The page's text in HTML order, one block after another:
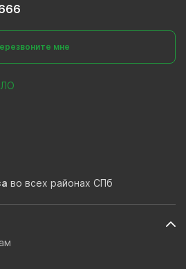
мне
ЛО
во всех районах СПб